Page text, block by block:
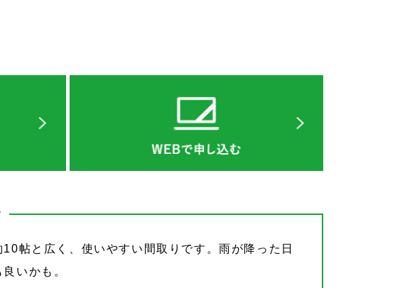
帖と広く、使いやすい間取りです。雨が降った日
いかも。